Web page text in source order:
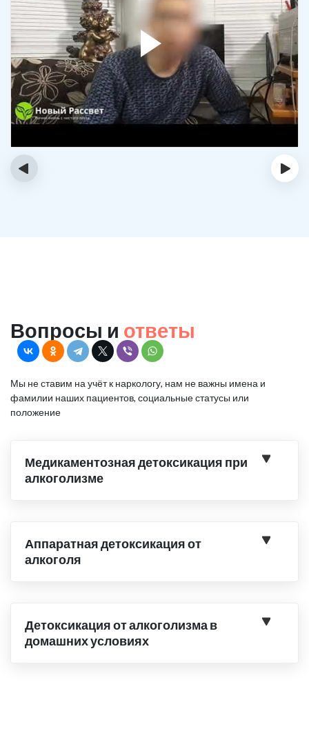
‹ ›
Вопросы и ответы
Мы не ставим на учёт к наркологу, нам не важны имена и
фамилии наших пациентов, социальные статусы или
положение
Медикаментозная детоксикация при
алкоголизме
Аппаратная детоксикация от
алкоголя
Детоксикация от алкоголизма в
домашних условиях